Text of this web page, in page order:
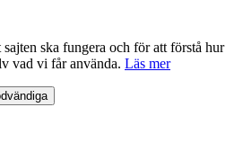
ska fungera och för att förstå hur
vad vi får använda. Läs mer